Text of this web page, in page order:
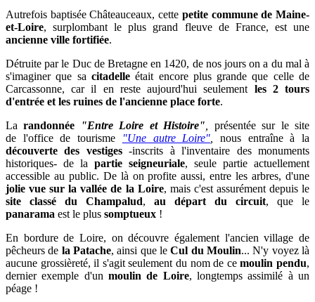
Autrefois baptisée Châteauceaux, cette petite commune de Maine-
et-Loire, surplombant le plus grand fleuve de France, est une
ancienne ville fortifiée.
Détruite par le Duc de Bretagne en 1420, de nos jours on a du mal à
s'imaginer que sa citadelleétait encore plus grande que celle de
Carcassonne, car il en reste aujourd'hui seulement les 2 tours
d'entrée et les ruines de l'ancienne place forte.
Larandonnée "Entre Loire et Histoire"
présentée sur le site
de l'office de tourisme
"Une autre Loire"
nous entraîne à la
découverte des vestiges-inscrits à l'inventaire des monuments
historiques- de la partie seigneuriale, seule partie actuellement
accessible au public. De là on profite aussi, entre les arbres, d'une
jolie vue sur la vallée de la Loire, mais c'est assurément depuis le
site classé du Champalud, au départ du circuit, que le
panarama est le plus somptueux !
En bordure de Loire, on découvre également l'ancien village de
pêcheurs de la Patache, ainsi que leCul du Moulin... N'y voyez là
aucune grossièreté, il s'agit seulement du nom de cemoulin pendu,
dernier exemple d'un moulin de Loire, longtemps assimilé à un
péage !